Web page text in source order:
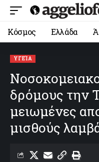
Κόσμος Ελλάδα
ΥΓΕΊΑ
δρόμους την
μειωμένες
μισθούς